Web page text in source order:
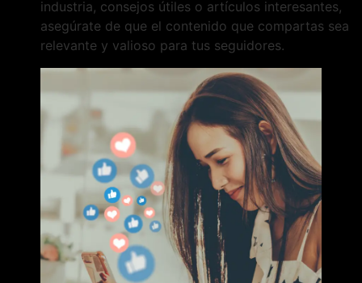
industria, consejos útiles o artículos interesantes,
asegúrate de que el contenido que compartas sea
relevante y valioso para tus seguidores.